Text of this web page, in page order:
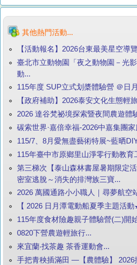
其他熱門活動...
【活動報名】2026台東最美星空導
臺北市立動物園「夜之動物園－光
動...
115年度 SUP立式划槳體驗營 ＠日
【政府補助】2026泰安文化生態輕
2026 達谷梵祕境探索暨夜間農遊體
碳索世界·嘉倍幸福-2026中嘉集團家
115/7、8月愛無盡藝術特展~藍晒
115年臺中市原鄉里山淨零行動教育
第三梯次【泰山森林書屋暑期限定
密室逃脫～消失的排灣族三寶...
2026 萬國通路小小職人｜尋夢航空
【 2026 日月潭電動船夏季主題活
115年度食材險趣親子體驗營(二)開
0820下營農遊輕旅行...
來宜蘭‧找茶趣 茶香運動會...
手把青秧插滿田 —【農體驗】 2026